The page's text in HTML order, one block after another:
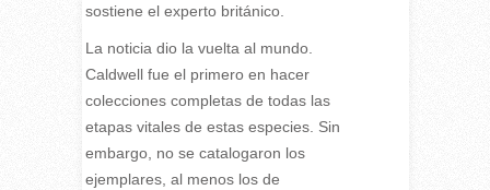
sostiene el experto británico.
La noticia dio la vuelta al mundo.
Caldwell fue el primero en hacer
colecciones completas de todas las
etapas vitales de estas especies. Sin
embargo, no se catalogaron los
ejemplares, al menos los de